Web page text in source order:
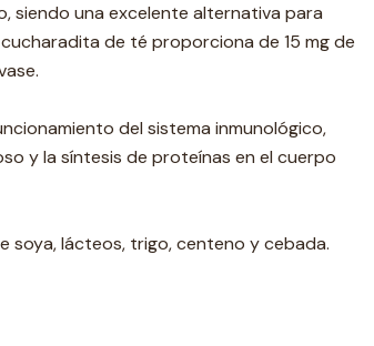
siendo una excelente alternativa para
de té proporciona de 15 mg de
del sistema inmunológico,
y la síntesis de proteínas en el cuerpo
soya, lácteos, trigo, centeno y cebada.